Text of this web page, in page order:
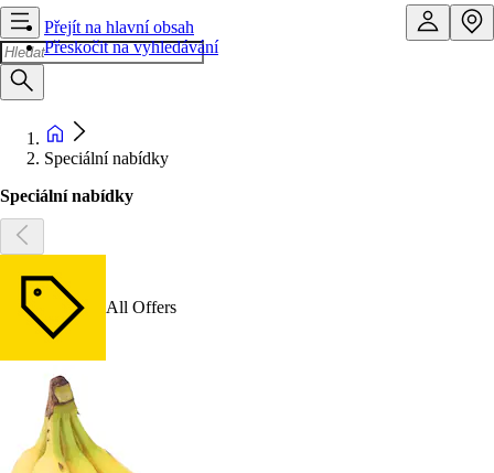
Přejít na hlavní obsah
Přeskočit na vyhledávání
Speciální nabídky
Speciální nabídky
All Offers